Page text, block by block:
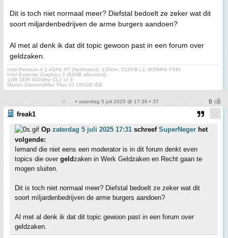
Dit is toch niet normaal meer? Diefstal bedoelt ze zeker wat dit
soort miljardenbedrijven de arme burgers aandoen?
Al met al denk ik dat dit topic gewoon past in een forum over
geldzaken.
Intel Pentium 4 2.4GHz HT (Northwood, 130nm, 512KB L2, 800MHz FSB)
Intel Extreme Graphics 2 (64MB allocated)
1GB DDR 400MHz CL2 or 3
Maxtor DiamondMax Plus 10 160GB IDE
• zaterdag 5 juli 2025 @ 17:36 • 37
freak1
Op zaterdag 5 juli 2025 17:31 schreef SuperNeger het
volgende:
Iemand die niet eens een moderator is in dit forum denkt even
topics die over geldzaken in Werk Geldzaken en Recht gaan te
mogen sluiten.
Dit is toch niet normaal meer? Diefstal bedoelt ze zeker wat dit
soort miljardenbedrijven de arme burgers aandoen?
Al met al denk ik dat dit topic gewoon past in een forum over
geldzaken.